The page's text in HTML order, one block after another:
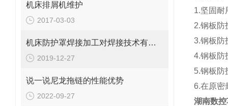
机床排屑机维护
2017-03-03
机床防护罩焊接加工对焊接技术有哪些要求
2019-12-27
说一说尼龙拖链的性能优势
2022-09-27
1.坚固耐
2.钢板防
3.钢板防
4.钢板防
5.钢板防
6.在原
湖南数